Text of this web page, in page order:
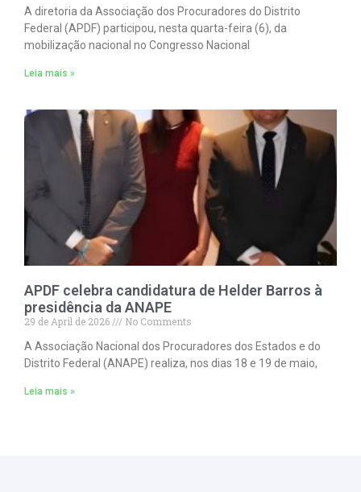
A diretoria da Associação dos Procuradores do Distrito
Federal (APDF) participou, nesta quarta-feira (6), da
mobilização nacional no Congresso Nacional
Leia mais »
APDF celebra candidatura de Helder Barros à
presidência da ANAPE
29 de April de 2026
No Comments
A Associação Nacional dos Procuradores dos Estados e do
Distrito Federal (ANAPE) realiza, nos dias 18 e 19 de maio,
Leia mais »